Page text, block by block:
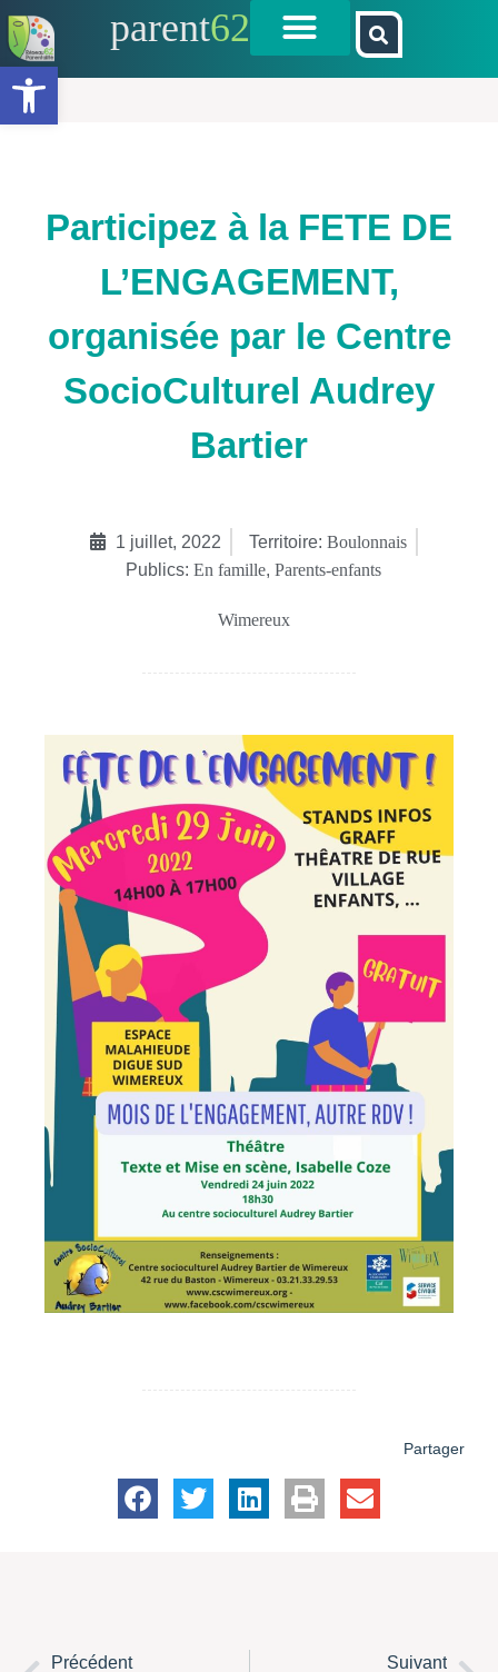
Ouvrir la barre d’outils
parent62
Participez à la FETE DE
L’ENGAGEMENT,
organisée par le Centre
SocioCulturel Audrey
Bartier
1 juillet, 2022 Territoire: Boulonnais
Publics: En famille, Parents-enfants
Wimereux
Partager
Précédent Suivant